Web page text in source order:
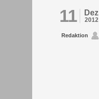
11 Dez
2012
Redaktion